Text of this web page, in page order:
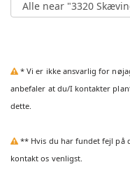
* Vi er ikke ansvarlig for
anbefaler at du/I kontakter
dette.
** Hvis du har fundet fejl på
kontakt os venligst.